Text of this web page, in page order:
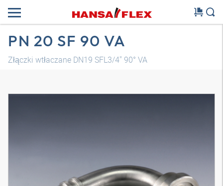
PN 20 SF 90 VA
Złączki wtłaczane DN19 SFL3/4" 90° VA